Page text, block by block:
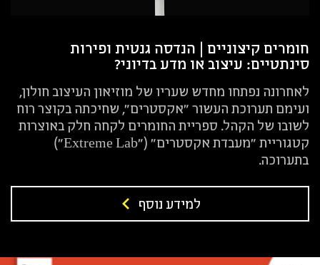
חומרים קיצוניים | הנדסה גנטית ופירות
סינתטיים: עיצוב או מדע בדיוני?
לאחרונה נפתחו מחדש שעריו של מוזיאון העיצוב חולון,
ועימם תערוכת העשור "אקסטרים", שחיכתה בקוצר רוח
לשובו של הקהל. ספריית החומרים לקחה חלק באוצרות
קטגוריית "מעבדת אקסטרים" ("Extreme Lab")
בתערוכה.
למידע נוסף